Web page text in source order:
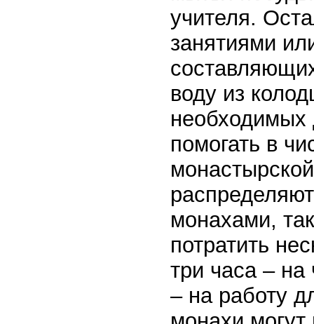
учителя.
занятиями
воду из
необходимых
помогать в
монахами,
потратить
три часа – на
– на работу